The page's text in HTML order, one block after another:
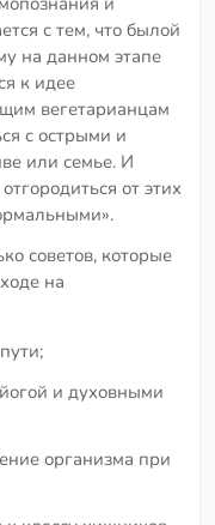
с тем, что былой
на данном этапе
к идее
вегетарианцам
с острыми и
или семье. И
от этих
советов, которые
на
и духовными
организма при